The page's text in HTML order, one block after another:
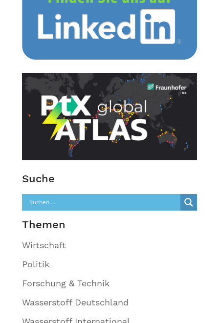
Suche
Themen
Wirtschaft
Politik
Forschung & Technik
Wasserstoff Deutschland